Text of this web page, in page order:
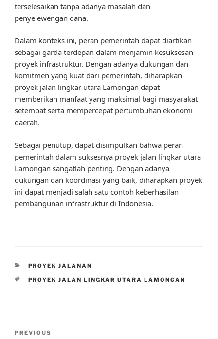
terselesaikan tanpa adanya masalah dan
penyelewengan dana.
Dalam konteks ini, peran pemerintah dapat diartikan
sebagai garda terdepan dalam menjamin kesuksesan
proyek infrastruktur. Dengan adanya dukungan dan
komitmen yang kuat dari pemerintah, diharapkan
proyek jalan lingkar utara Lamongan dapat
memberikan manfaat yang maksimal bagi masyarakat
setempat serta mempercepat pertumbuhan ekonomi
daerah.
Sebagai penutup, dapat disimpulkan bahwa peran
pemerintah dalam suksesnya proyek jalan lingkar utara
Lamongan sangatlah penting. Dengan adanya
dukungan dan koordinasi yang baik, diharapkan proyek
ini dapat menjadi salah satu contoh keberhasilan
pembangunan infrastruktur di Indonesia.
CATEGORIES
PROYEK JALANAN
TAGS
PROYEK JALAN LINGKAR UTARA LAMONGAN
Previous
PREVIOUS